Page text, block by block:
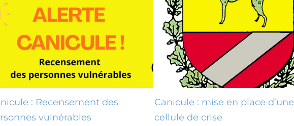
Canicule : mise en place d’une
cellule de crise
Phase 2 – Contrôle des OLD
29 mai,2026